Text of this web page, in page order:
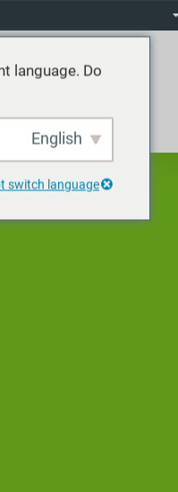
language. Do
English
switch language